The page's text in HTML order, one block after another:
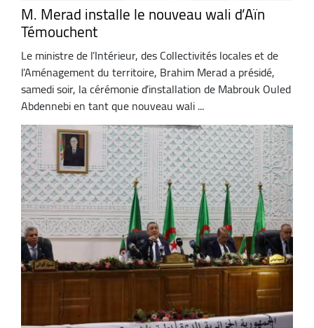
M. Merad installe le nouveau wali d’Aïn
Témouchent
Le ministre de l’Intérieur, des Collectivités locales et de
l’Aménagement du territoire, Brahim Merad a présidé,
samedi soir, la cérémonie d’installation de Mabrouk Ouled
Abdennebi en tant que nouveau wali ...